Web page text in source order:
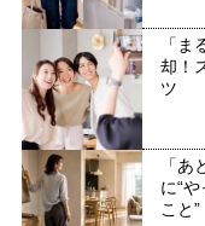
「
却！
ツ
「
に“
こと”